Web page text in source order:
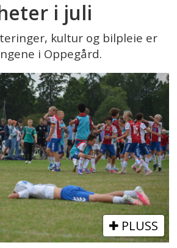
i juli
kultur og bilpleie er
i Oppegård.
PLUSS